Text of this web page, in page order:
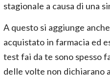
stagionale a causa di una
A questo si aggiunge
acquistato in farmacia ed
test fai da te sono spesso
delle volte non dichiarano